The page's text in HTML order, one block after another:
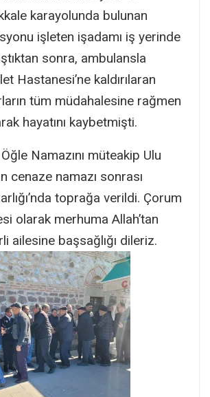
karayolunda bulunan
işleten işadamı iş yerinde
sonra, ambulansla
Hastanesi’ne kaldırılaran
tüm müdahalesine rağmen
hayatını kaybetmişti.
Namazını müteakip Ulu
cenaze namazı sonrası
toprağa verildi. Çorum
olarak merhuma Allah’tan
ailesine başsağlığı dileriz.